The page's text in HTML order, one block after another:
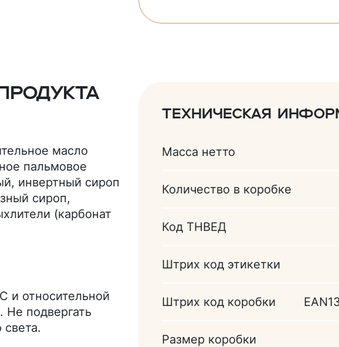
масло
пальмовое
инвертный сироп
сироп,
(карбонат
эмульгатор
(Е436,
сыворотка
сухое,
ароматизатор
и относительной
Не подвергать
Техническая
Масса нетто
Количество в коробке
Код ТНВЕД
Штрих код этикетки
Штрих код коробки
Размер коробки